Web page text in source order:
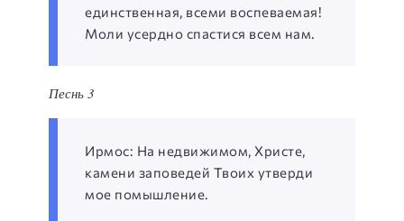
единственная, всеми воспеваемая!
Моли усердно спастися всем нам.
Песнь 3
Ирмос: На недвижимом, Христе,
камени заповедей Твоих утверди
мое помышление.